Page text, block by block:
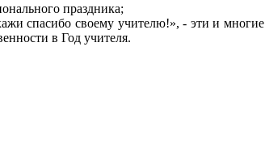
праздника;
спасибо своему учителю!», - эти и многие
в Год учителя.